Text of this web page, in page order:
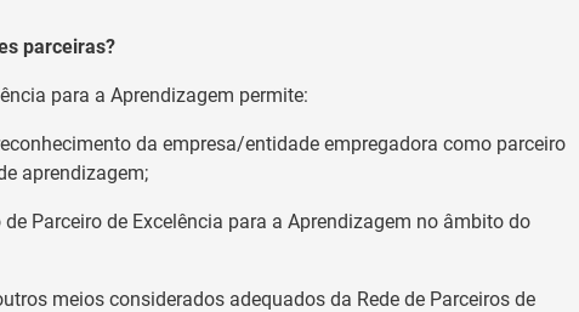
parceiras?
para a Aprendizagem permite:
da empresa/entidade empregadora como parceiro
aprendizagem;
Parceiro de Excelência para a Aprendizagem no âmbito do
meios considerados adequados da Rede de Parceiros de